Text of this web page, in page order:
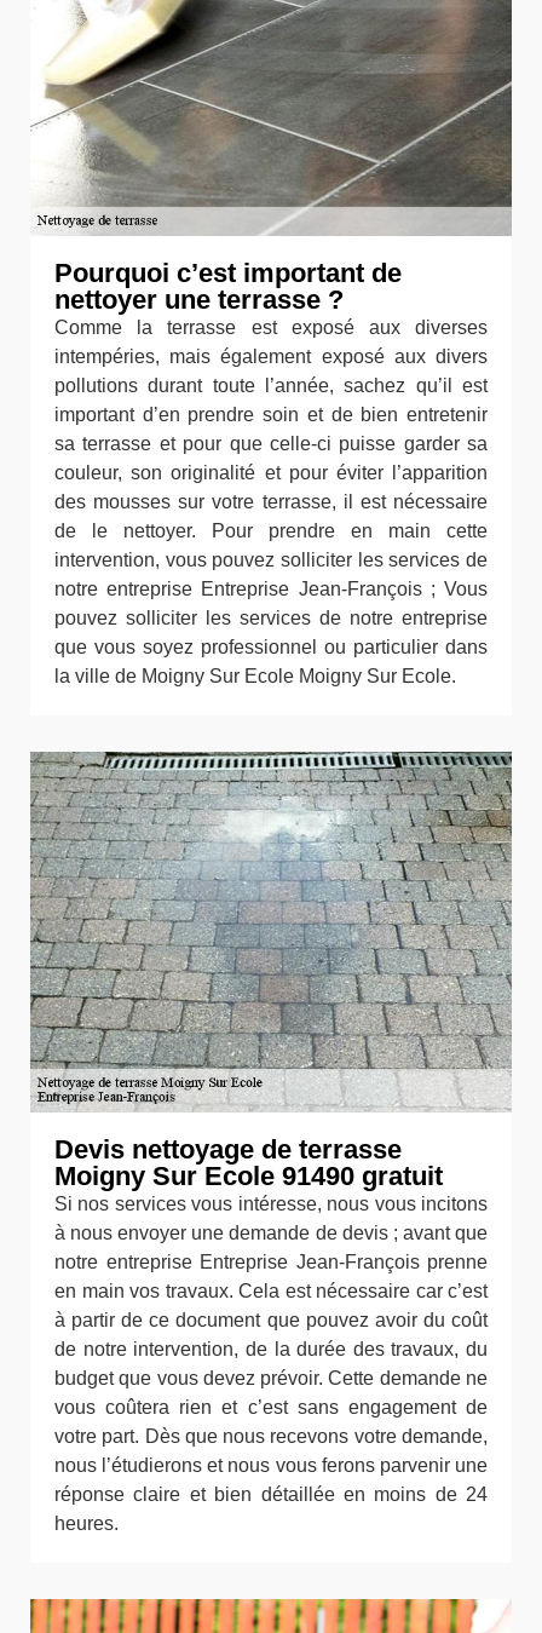
Pourquoi c’est important de
nettoyer une terrasse ?
Comme la terrasse est exposé aux diverses
intempéries, mais également exposé aux divers
pollutions durant toute l’année, sachez qu’il est
important d’en prendre soin et de bien entretenir
sa terrasse et pour que celle-ci puisse garder sa
couleur, son originalité et pour éviter l’apparition
des mousses sur votre terrasse, il est nécessaire
de le nettoyer. Pour prendre en main cette
intervention, vous pouvez solliciter les services de
notre entreprise Entreprise Jean-François ; Vous
pouvez solliciter les services de notre entreprise
que vous soyez professionnel ou particulier dans
la ville de Moigny Sur Ecole Moigny Sur Ecole.
Devis nettoyage de terrasse
Moigny Sur Ecole 91490 gratuit
Si nos services vous intéresse, nous vous incitons
à nous envoyer une demande de devis ; avant que
notre entreprise Entreprise Jean-François prenne
en main vos travaux. Cela est nécessaire car c’est
à partir de ce document que pouvez avoir du coût
de notre intervention, de la durée des travaux, du
budget que vous devez prévoir. Cette demande ne
vous coûtera rien et c’est sans engagement de
votre part. Dès que nous recevons votre demande,
nous l’étudierons et nous vous ferons parvenir une
réponse claire et bien détaillée en moins de 24
heures.